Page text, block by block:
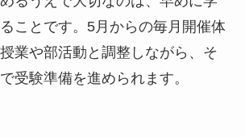
ことです。5月からの毎月開催体
業や部活動と調整しながら、そ
受験準備を進められます。